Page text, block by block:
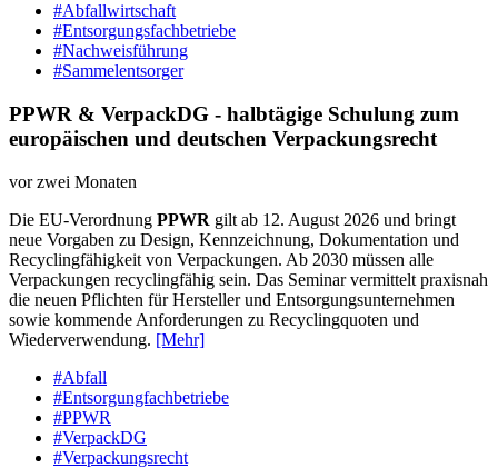
#Abfallwirtschaft
#Entsorgungsfachbetriebe
#Nachweisführung
#Sammelentsorger
PPWR & VerpackDG - halbtägige Schulung zum
europäischen und deutschen Verpackungsrecht
vor zwei Monaten
Die EU-Verordnung PPWR gilt ab 12. August 2026 und bringt
neue Vorgaben zu Design, Kennzeichnung, Dokumentation und
Recyclingfähigkeit von Verpackungen. Ab 2030 müssen alle
Verpackungen recyclingfähig sein. Das Seminar vermittelt praxisnah
die neuen Pflichten für Hersteller und Entsorgungsunternehmen
sowie kommende Anforderungen zu Recyclingquoten und
Wiederverwendung. [Mehr]
#Abfall
#Entsorgungfachbetriebe
#PPWR
#VerpackDG
#Verpackungsrecht